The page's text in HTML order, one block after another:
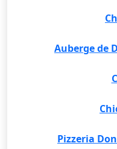
Auberge de
Pizzeria